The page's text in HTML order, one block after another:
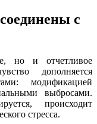
с
но и отчетливое
дополняется
модификацией
выбросами.
происходит
стресса.